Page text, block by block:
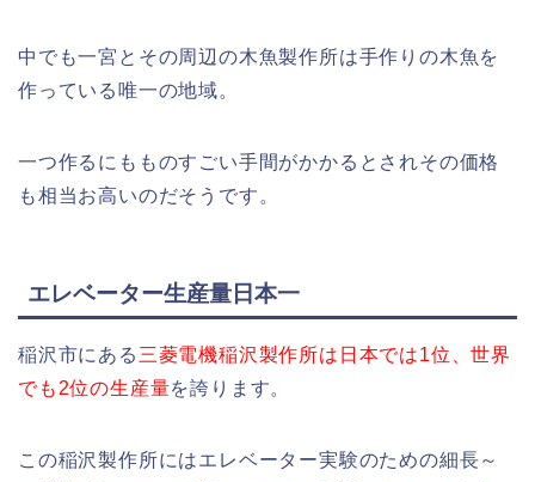
中でも一宮とその周辺の木魚製作所は手作りの木魚を
作っている唯一の地域。
一つ作るにもものすごい手間がかかるとされその価格
も相当お高いのだそうです。
エレベーター生産量日本一
稲沢市にある 三菱電機稲沢製作所は日本では1位、世界
でも2位の生産量を誇ります。
この稲沢製作所にはエレベーター実験のための細長～